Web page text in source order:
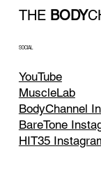
THE BODY
SOCIAL
YouTube
MuscleLab
BodyChannel
BareTone
HIT35